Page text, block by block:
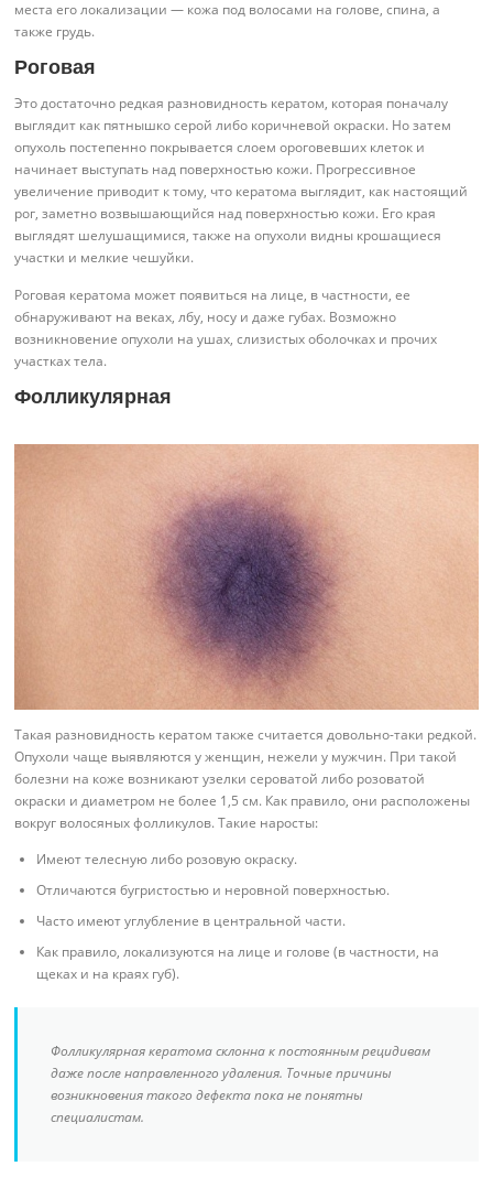
места его локализации — кожа под волосами на голове, спина, а
также грудь.
Роговая
Это достаточно редкая разновидность кератом, которая поначалу
выглядит как пятнышко серой либо коричневой окраски. Но затем
опухоль постепенно покрывается слоем ороговевших клеток и
начинает выступать над поверхностью кожи. Прогрессивное
увеличение приводит к тому, что кератома выглядит, как настоящий
рог, заметно возвышающийся над поверхностью кожи. Его края
выглядят шелушащимися, также на опухоли видны крошащиеся
участки и мелкие чешуйки.
Роговая кератома может появиться на лице, в частности, ее
обнаруживают на веках, лбу, носу и даже губах. Возможно
возникновение опухоли на ушах, слизистых оболочках и прочих
участках тела.
Фолликулярная
Такая разновидность кератом также считается довольно-таки редкой.
Опухоли чаще выявляются у женщин, нежели у мужчин. При такой
болезни на коже возникают узелки сероватой либо розоватой
окраски и диаметром не более 1,5 см. Как правило, они расположены
вокруг волосяных фолликулов. Такие наросты:
Имеют телесную либо розовую окраску.
Отличаются бугристостью и неровной поверхностью.
Часто имеют углубление в центральной части.
Как правило, локализуются на лице и голове (в частности, на
щеках и на краях губ).
Фолликулярная кератома склонна к постоянным рецидивам
даже после направленного удаления. Точные причины
возникновения такого дефекта пока не понятны
специалистам.